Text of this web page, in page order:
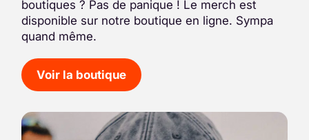
boutiques ? Pas de panique ! Le merch est
disponible sur notre boutique en ligne. Sympa
quand même.
Voir la boutique